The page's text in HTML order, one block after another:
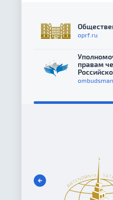
oprf.ru
правам